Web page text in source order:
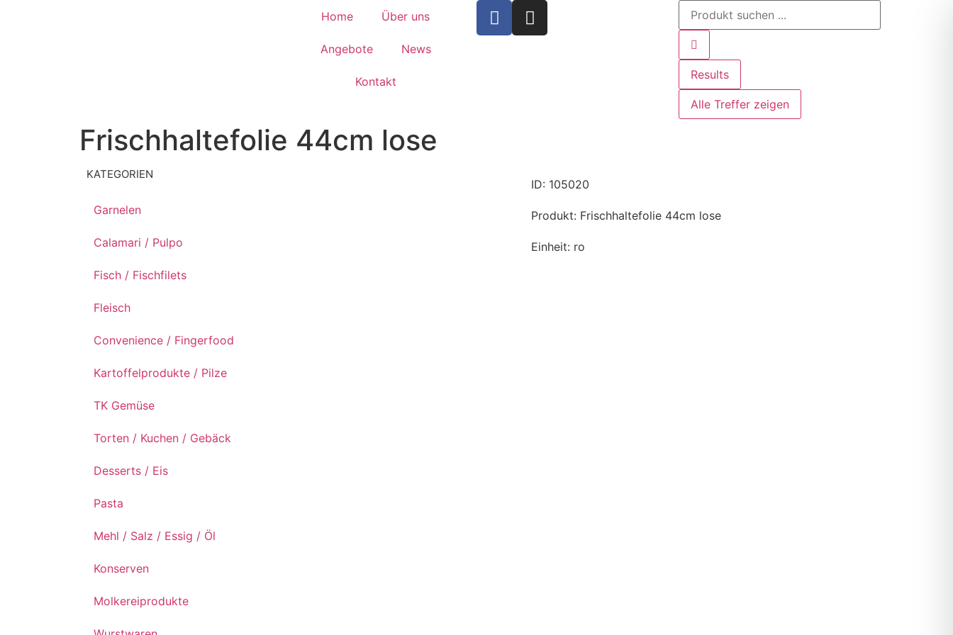
Home Über uns
Angebote News
Kontakt Results
Alle Treffer zeigen
Frischhaltefolie 44cm lose
KATEGORIEN
Garnelen
Calamari / Pulpo
Fisch / Fischfilets
Fleisch
Convenience / Fingerfood
Kartoffelprodukte / Pilze
TK Gemüse
Torten / Kuchen / Gebäck
Desserts / Eis
Pasta
Mehl / Salz / Essig / Öl
Konserven
Molkereiprodukte
ID: 105020
Produkt: Frischhaltefolie 44cm lose
Einheit: ro